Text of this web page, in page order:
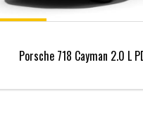
Porsche 718 Cayman 2.0 L